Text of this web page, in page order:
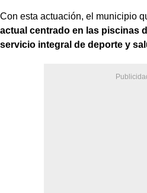
Con esta actuación, el municipio
actual centrado en las piscinas
servicio integral de deporte y